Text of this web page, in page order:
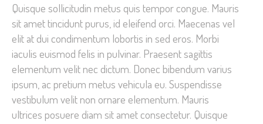
Quisque sollicitudin metus quis tempor congue. Mauris
sit amet tincidunt purus, id eleifend orci. Maecenas vel
elit at dui condimentum lobortis in sed eros. Morbi
iaculis euismod felis in pulvinar. Praesent sagittis
elementum velit nec dictum. Donec bibendum varius
ipsum, ac pretium metus vehicula eu. Suspendisse
vestibulum velit non ornare elementum. Mauris
ultrices posuere diam sit amet consectetur. Quisque